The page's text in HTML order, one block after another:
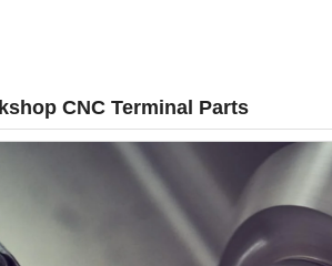
CNC Terminal Parts